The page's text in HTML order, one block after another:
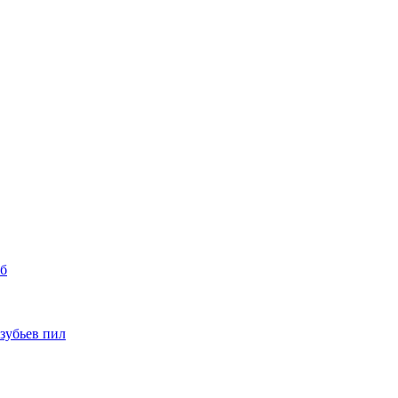
пил